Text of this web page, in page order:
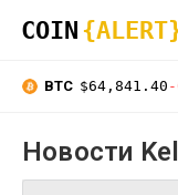
COIN
BTC $64,841.40 -
Новости